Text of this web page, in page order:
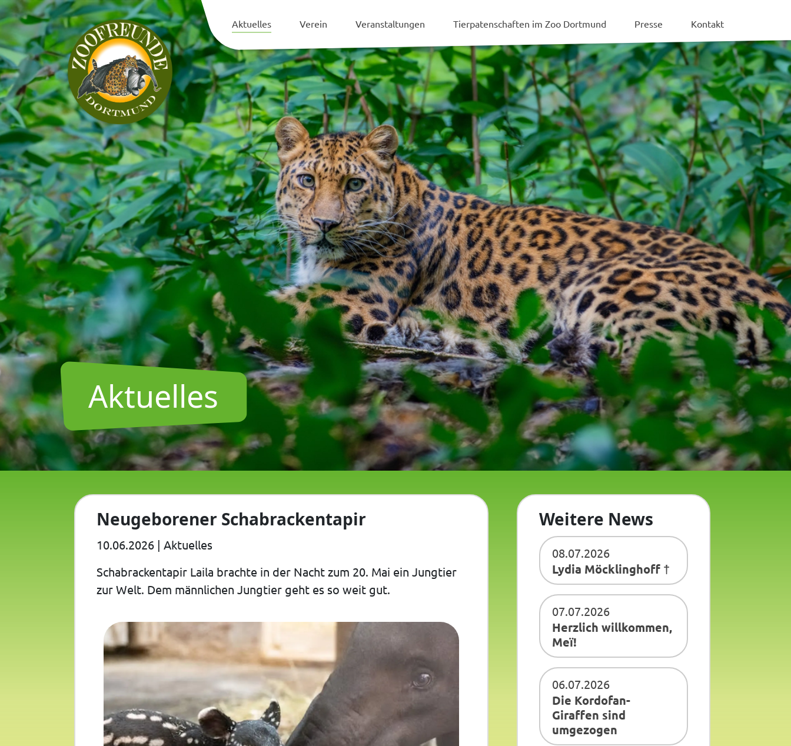
Aktuelles Verein Veranstaltungen Tierpatenschaften im Zoo Dortmund Presse Kontakt
Aktuelles
Neugeborener Schabrackentapir
10.06.2026 | Aktuelles
Schabrackentapir Laila brachte in der Nacht zum 20. Mai ein Jungtier
zur Welt. Dem männlichen Jungtier geht es so weit gut.
Weitere News
08.07.2026
Lydia Möcklinghoff †
07.07.2026
Herzlich willkommen,
Meï!
06.07.2026
Die Kordofan-
Giraffen sind
umgezogen